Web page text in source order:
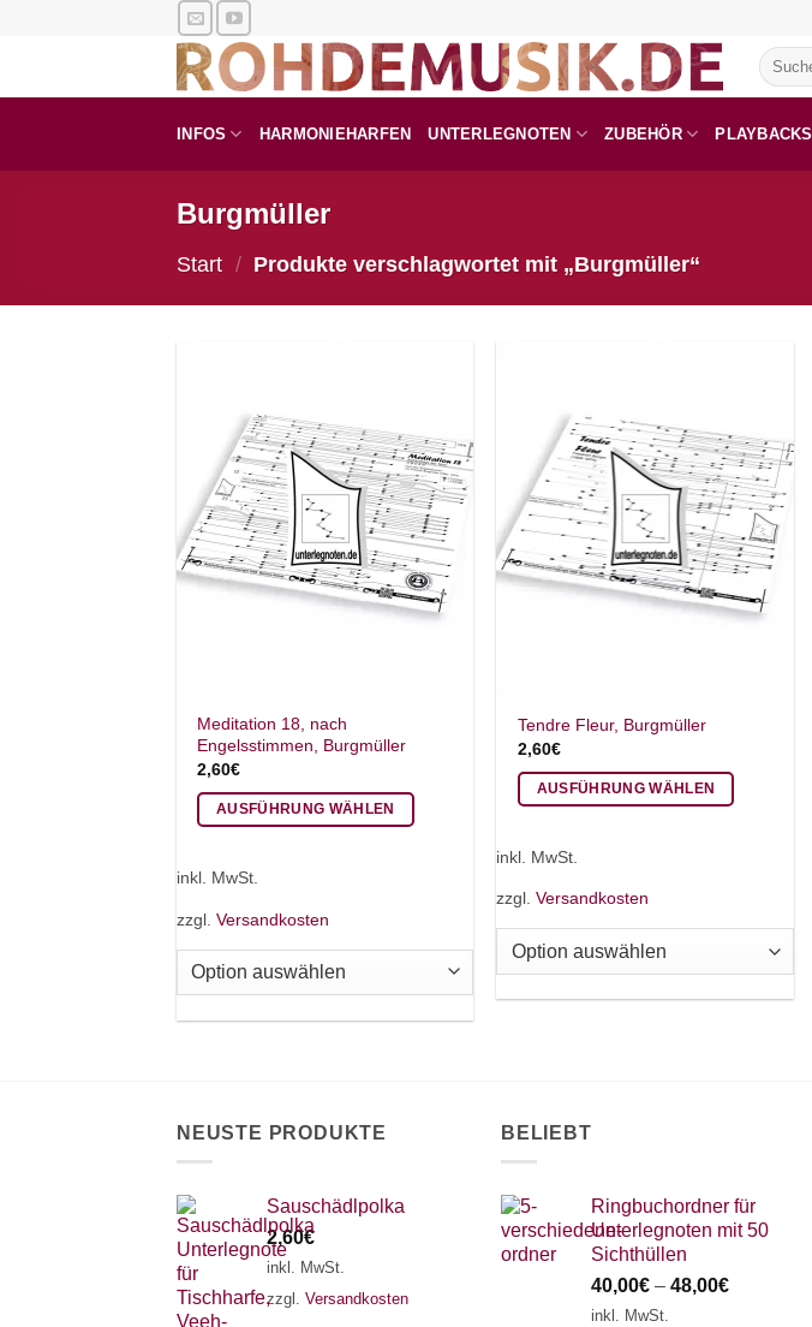
Suchen
nach:
INFOS HARMONIEHARFEN UNTERLEGNOTEN ZUBEHÖR PLAYBACKS
Burgmüller
Start / Produkte verschlagwortet mit „Burgmüller“
Meditation 18, nach
Engelsstimmen, Burgmüller
2,60€
AUSFÜHRUNG WÄHLEN
mehrere
Varianten
auf.
Produktseite
inkl. MwSt.
zzgl. Versandkosten
Tendre Fleur, Burgmüller
2,60€
AUSFÜHRUNG WÄHLEN
mehrere
Varianten
auf.
Produktseite
inkl. MwSt.
zzgl.Versandkosten
NEUSTE PRODUKTE
Sauschädlpolka
2,60€
inkl. MwSt.
zzgl. Versandkosten
BELIEBT
Ringbuchordner für
Unterlegnoten mit 50
Sichthüllen
40,00€ – 48,00€
inkl. MwSt.